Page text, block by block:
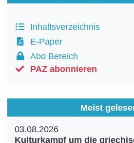
Inhaltsverzeichnis
E-Paper
Abo Bereich
PAZ abonnieren
Meist
03.08.2026
Kulturkampf um die